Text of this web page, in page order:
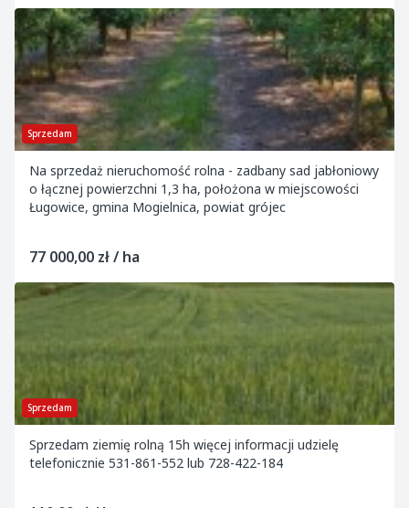
Sprzedam
Na sprzedaż nieruchomość rolna - zadbany sad jabłoniowy
o łącznej powierzchni 1,3 ha, położona w miejscowości
Ługowice, gmina Mogielnica, powiat grójec
77 000,00 zł / ha
Sprzedam
Sprzedam ziemię rolną 15h więcej informacji udzielę
telefonicznie 531-861-552 lub 728-422-184